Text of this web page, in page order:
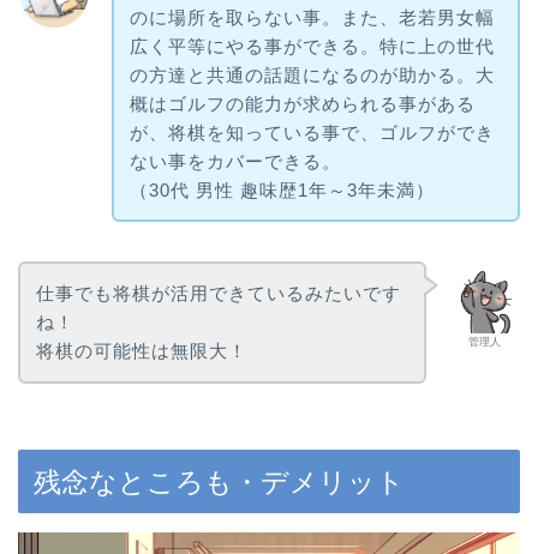
のに場所を取らない事。また、老若男女幅
広く平等にやる事ができる。特に上の世代
の方達と共通の話題になるのが助かる。大
概はゴルフの能力が求められる事がある
が、将棋を知っている事で、ゴルフができ
ない事をカバーできる。
（30代 男性 趣味歴1年～3年未満）
管理人
仕事でも将棋が活用できているみたいです
ね！
将棋の可能性は無限大！
残念なところも・デメリット